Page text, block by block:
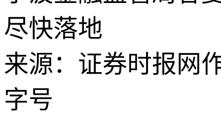
尽快落地
来源：证券时报网
字号